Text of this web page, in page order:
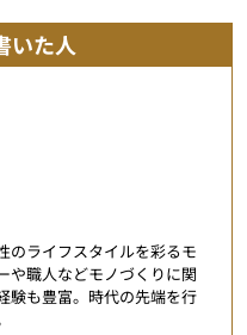
いた人
のライフスタイルを彩るモ
や職人などモノづくりに関
験も豊富。時代の先端を行